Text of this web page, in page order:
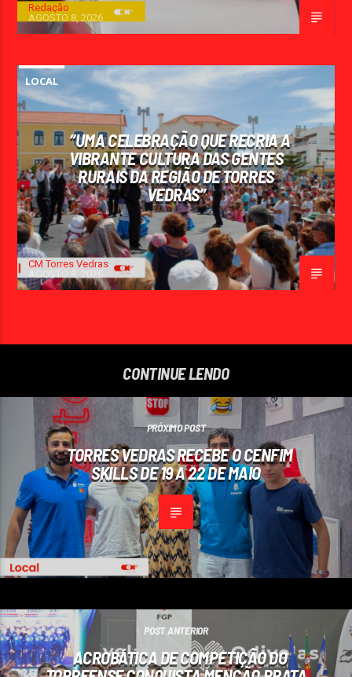
Redação
AGOSTO 8, 2026
LOCAL
“UMA CELEBRAÇÃO QUE RECRIA A
VIBRANTE CULTURA DAS GENTES
RURAIS DA REGIÃO DE TORRES
VEDRAS”
CM Torres Vedras
CONTINUE LENDO
PRÓXIMO POST
TORRES VEDRAS RECEBE O CENFIM
SKILLS DE 19 A 22 DE MAIO
POST ANTERIOR
ACROBÁTICA DE COMPETIÇÃO DO